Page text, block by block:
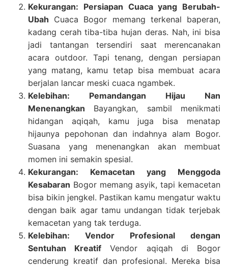
Kekurangan: Persiapan Cuaca yang Berubah-
Ubah Cuaca Bogor memang terkenal baperan,
kadang cerah tiba-tiba hujan deras. Nah, ini bisa
jadi tantangan tersendiri saat merencanakan
acara outdoor. Tapi tenang, dengan persiapan
yang matang, kamu tetap bisa membuat acara
berjalan lancar meski cuaca ngambek.
Kelebihan: Pemandangan Hijau Nan
Menenangkan Bayangkan, sambil menikmati
hidangan aqiqah, kamu juga bisa menatap
hijaunya pepohonan dan indahnya alam Bogor.
Suasana yang menenangkan akan membuat
momen ini semakin spesial.
Kekurangan: Kemacetan yang Menggoda
Kesabaran Bogor memang asyik, tapi kemacetan
bisa bikin jengkel. Pastikan kamu mengatur waktu
dengan baik agar tamu undangan tidak terjebak
kemacetan yang tak terduga.
Kelebihan: Vendor Profesional dengan
Sentuhan Kreatif Vendor aqiqah di Bogor
cenderung kreatif dan profesional. Mereka bisa